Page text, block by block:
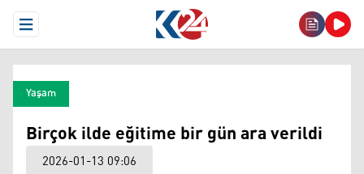
Open Menu
Yaşam
Birçok ilde eğitime bir gün ara verildi
2026-01-13 09:06